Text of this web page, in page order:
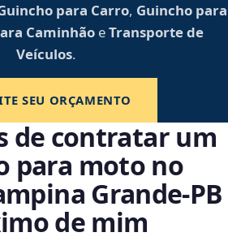
para Carro, Guincho para
CaminhãoeTransporte de
Veículos.
SEU ORÇAMENTO
de contratar um
para moto no
Grande‑PB
de mim